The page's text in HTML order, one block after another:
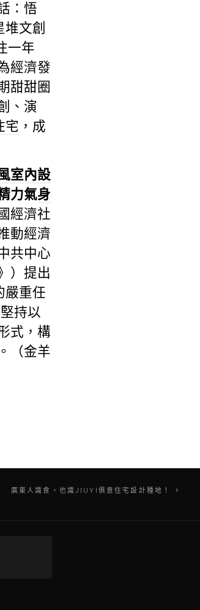
：悟
文創
一年
經濟發
甜甜圈
、演
宅 ，成
室內設
力氣身
經濟社
動經濟
共中心
）提出
嚴重任
持以
式，構
（金羊
廣東人識食，也識JIUYI俱意住宅設計種地！